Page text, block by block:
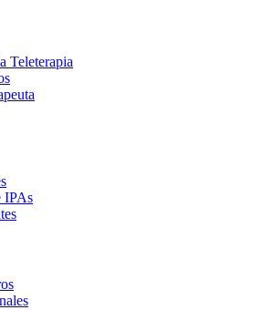
Teleterapia
IPAs